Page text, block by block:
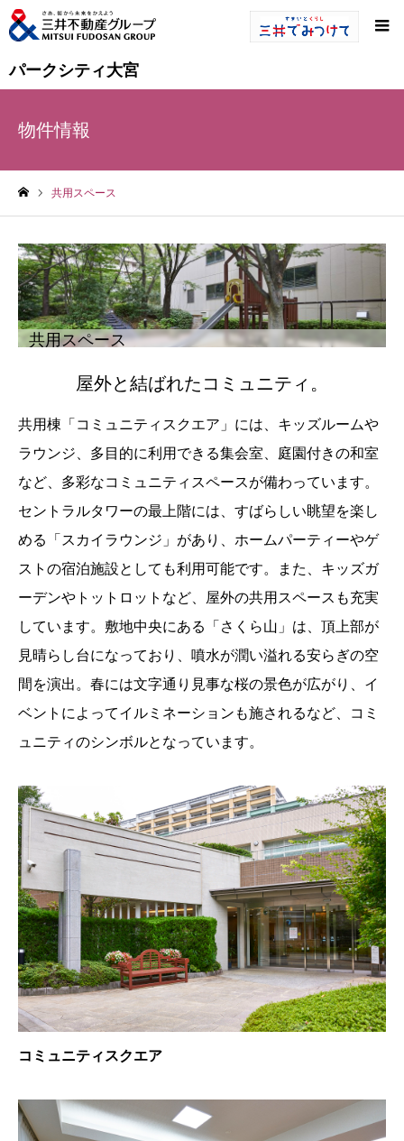
パークシティ大宮
物件情報
共用スペース
共用スペース
屋外と結ばれたコミュニティ。
共用棟「コミュニティスクエア」には、キッズルームや
ラウンジ、多目的に利用できる集会室、庭園付きの和室
など、多彩なコミュニティスペースが備わっています。
セントラルタワーの最上階には、すばらしい眺望を楽し
める「スカイラウンジ」があり、ホームパーティーやゲ
ストの宿泊施設としても利用可能です。また、キッズガ
ーデンやトットロットなど、屋外の共用スペースも充実
しています。敷地中央にある「さくら山」は、頂上部が
見晴らし台になっており、噴水が潤い溢れる安らぎの空
間を演出。春には文字通り見事な桜の景色が広がり、イ
ベントによってイルミネーションも施されるなど、コミ
ュニティのシンボルとなっています。
コミュニティスクエア